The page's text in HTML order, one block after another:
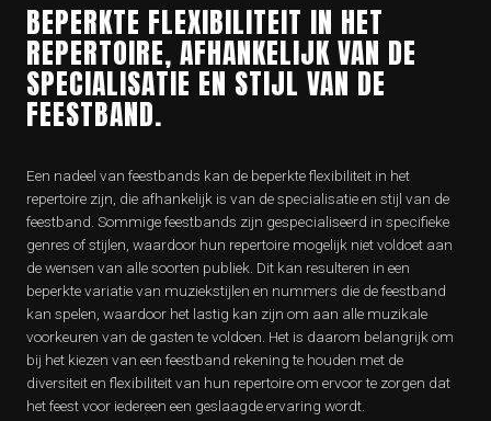
BEPERKTE FLEXIBILITEIT IN HET
REPERTOIRE, AFHANKELIJK VAN DE
SPECIALISATIE EN STIJL VAN DE
FEESTBAND.
Een nadeel van feestbands kan de beperkte flexibiliteit in het
repertoire zijn, die afhankelijk is van de specialisatie en stijl van de
feestband. Sommige feestbands zijn gespecialiseerd in specifieke
genres of stijlen, waardoor hun repertoire mogelijk niet voldoet aan
de wensen van alle soorten publiek. Dit kan resulteren in een
beperkte variatie van muziekstijlen en nummers die de feestband
kan spelen, waardoor het lastig kan zijn om aan alle muzikale
voorkeuren van de gasten te voldoen. Het is daarom belangrijk om
bij het kiezen van een feestband rekening te houden met de
diversiteit en flexibiliteit van hun repertoire om ervoor te zorgen dat
het feest voor iedereen een geslaagde ervaring wordt.